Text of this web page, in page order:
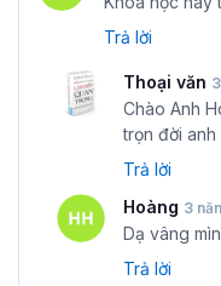
Trả lời
Thoại văn
Chào Anh
trọn đời anh
Trả lời
Hoàng 3
Dạ vâng
Trả lời